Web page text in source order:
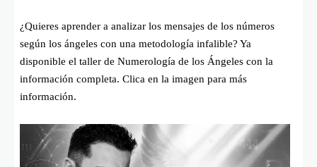
¿Quieres aprender a analizar los mensajes de los números
según los ángeles con una metodología infalible? Ya
disponible el taller de Numerología de los Ángeles con la
información completa. Clica en la imagen para más
información.